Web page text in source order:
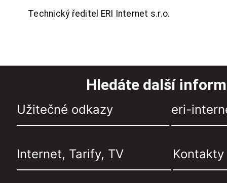
Technický ředitel ERI Internet s.r.o.
Hledáte další
Užitečné odkazy eri-
Internet, Tarify, TV Kontakty